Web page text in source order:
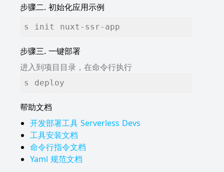
步骤二. 初始化应用示例
s init nuxt-ssr-app
步骤三. 一键部署
进入到项目目录，在命令行执行
s deploy
帮助文档
开发部署工具 Serverless Devs
工具安装文档
命令行指令文档
Yaml 规范文档